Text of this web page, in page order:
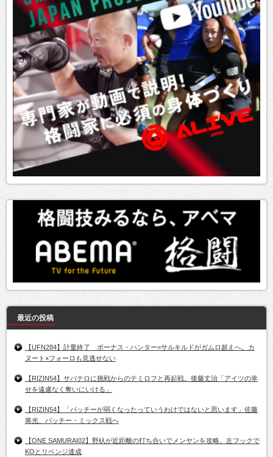
最近の投稿
【UFN284】計量終了 ボーナス・ハンター=サルキルドがガムロ超えへ。カ
ヌート×フォーロも見逃せない
【RIZIN54】サバテロに挑戦からのテミロフと再起戦。後藤丈治「アイツの幸
せを遠慮なく奪いにいける」
【RIZIN54】「パッチーが弱くなったっていうわけではないと思います」佐藤
将光、パッチー・ミックス戦へ
【ONE SAMURAI02】野杁が近距離の打ち合いでメンヤンを攻略。左フックで
KOとリベンジ達成